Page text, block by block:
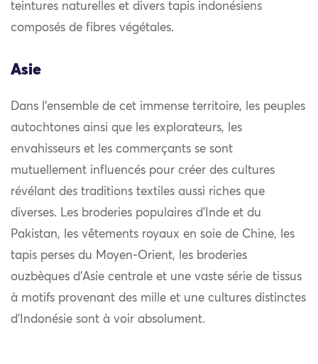
teintures naturelles et divers tapis indonésiens
composés de fibres végétales.
Asie
Dans l’ensemble de cet immense territoire, les peuples
autochtones ainsi que les explorateurs, les
envahisseurs et les commerçants se sont
mutuellement influencés pour créer des cultures
révélant des traditions textiles aussi riches que
diverses. Les broderies populaires d’Inde et du
Pakistan, les vêtements royaux en soie de Chine, les
tapis perses du Moyen-Orient, les broderies
ouzbèques d’Asie centrale et une vaste série de tissus
à motifs provenant des mille et une cultures distinctes
d’Indonésie sont à voir absolument.